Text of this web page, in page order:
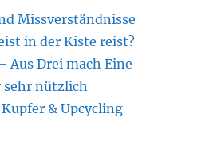
Missverständnisse
in der Kiste reist?
Aus Drei mach Eine
sehr nützlich
Kupfer & Upcycling